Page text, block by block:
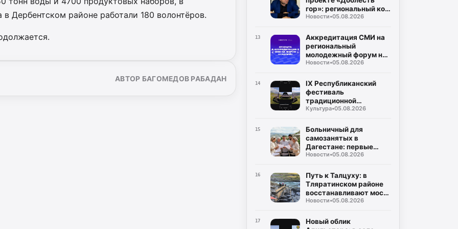
Дербентском районе работали 180 волонтёров.
АВТОР БАГОМЕДОВ РАБАДАН
гор»: региональный код
общенациональной
Новости•05.08.2026
13
Аккредитация СМИ на
региональный
молодежный форум на
берегу Каспийского
Новости•05.08.2026
14
IX Республиканский
фестиваль
традиционной
культуры и фольклора
ярко прошёл на
Центральной площади
села Ботлих
Культура•05.08.2026
15
Больничный для
самозанятых в
Дагестане: первые
начисления ожидаются
Новости•05.08.2026
16
Путь к Талцуху: в
Тляратинском районе
восстанавливают мост,
разрушенный
Новости•05.08.2026
17
Новый облик